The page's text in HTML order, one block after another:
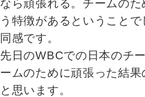
なら頑張れる。チームの
う特徴があるということ
同感です。
先日のWBCでの日本のチ
ームのために頑張った結
と思います。